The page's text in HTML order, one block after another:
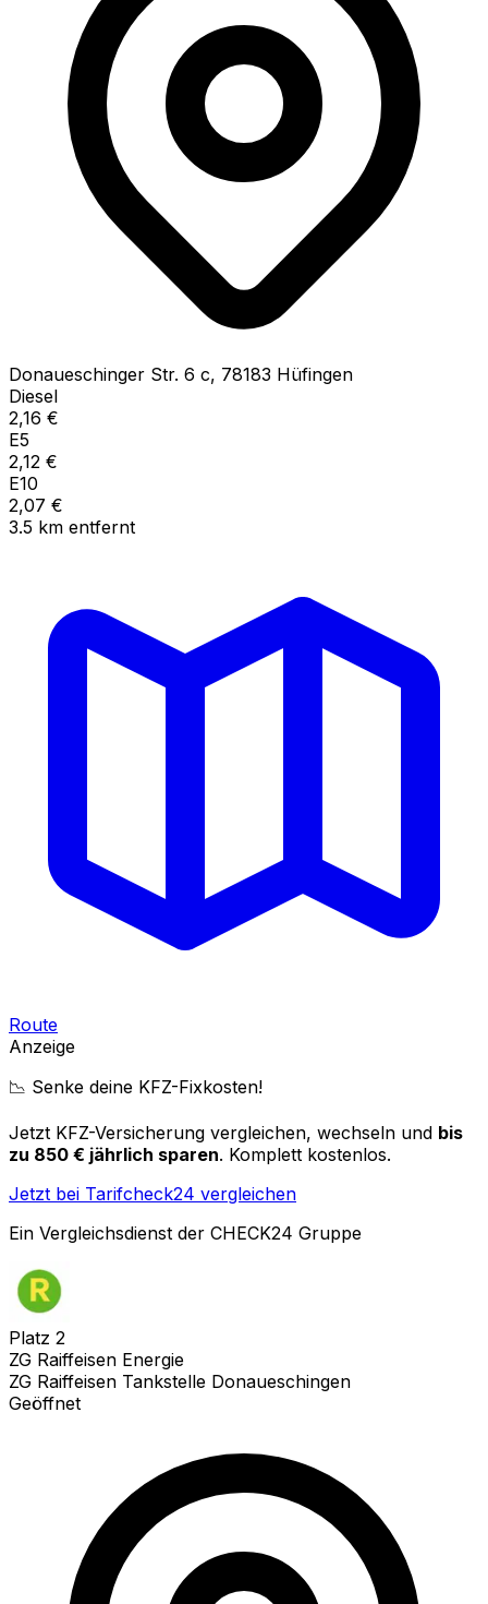
Donaueschinger Str. 6 c, 78183 Hüfingen
Diesel
2,16 €
E5
2,12 €
E10
2,07 €
3.5 km entfernt
Route
Anzeige
📉 Senke deine KFZ-Fixkosten!
Jetzt KFZ-Versicherung vergleichen, wechseln und bis
zu 850 € jährlich sparen. Komplett kostenlos.
Jetzt bei Tarifcheck24 vergleichen
Ein Vergleichsdienst der CHECK24 Gruppe
Platz 2
ZG Raiffeisen Energie
ZG Raiffeisen Tankstelle Donaueschingen
Geöffnet